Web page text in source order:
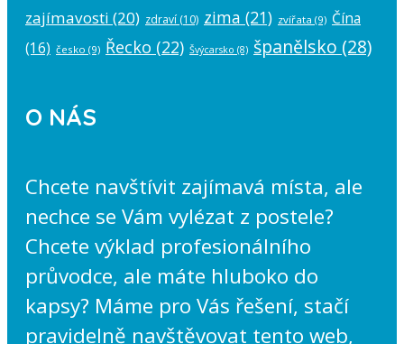
zajímavosti (20) zdraví (10) zima (21) zvířata (9) Čína
(16) česko (9) Řecko (22) Švýcarsko (8) španělsko (28)
O NÁS
Chcete navštívit zajímavá místa, ale
nechce se Vám vylézat z postele?
Chcete výklad profesionálního
průvodce, ale máte hluboko do
kapsy? Máme pro Vás řešení, stačí
pravidelně navštěvovat tento web,